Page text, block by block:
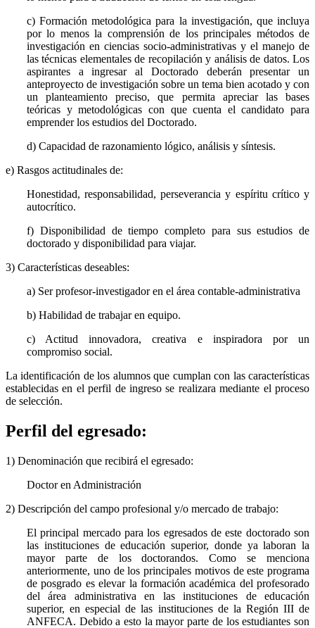
c) Formación metodológica para la investigación, que incluya
por lo menos la comprensión de los principales métodos de
investigación en ciencias socio-administrativas y el manejo de
las técnicas elementales de recopilación y análisis de datos. Los
aspirantes a ingresar al Doctorado deberán presentar un
anteproyecto de investigación sobre un tema bien acotado y con
un planteamiento preciso, que permita apreciar las bases
teóricas y metodológicas con que cuenta el candidato para
emprender los estudios del Doctorado.
d) Capacidad de razonamiento lógico, análisis y síntesis.
e) Rasgos actitudinales de:
Honestidad, responsabilidad, perseverancia y espíritu crítico y
autocrítico.
f) Disponibilidad de tiempo completo para sus estudios de
doctorado y disponibilidad para viajar.
3) Características deseables:
a) Ser profesor-investigador en el área contable-administrativa
b) Habilidad de trabajar en equipo.
c) Actitud innovadora, creativa e inspiradora por un
compromiso social.
La identificación de los alumnos que cumplan con las características
establecidas en el perfil de ingreso se realizara mediante el proceso
de selección.
Perfil del egresado:
1) Denominación que recibirá el egresado:
Doctor en Administración
2) Descripción del campo profesional y/o mercado de trabajo:
El principal mercado para los egresados de este doctorado son
las instituciones de educación superior, donde ya laboran la
mayor parte de los doctorandos. Como se menciona
anteriormente, uno de los principales motivos de este programa
de posgrado es elevar la formación académica del profesorado
del área administrativa en las instituciones de educación
superior, en especial de las instituciones de la Región III de
ANFECA. Debido a esto la mayor parte de los estudiantes son